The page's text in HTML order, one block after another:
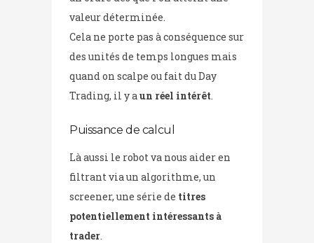
valeur déterminée.
Cela ne porte pas à conséquence sur
des unités de temps longues mais
quand on scalpe ou fait du Day
Trading, il y a un réel intérêt.
Puissance de calcul
Là aussi le robot va nous aider en
filtrant via un algorithme, un
screener, une série de titres
potentiellement intéressants à
trader.